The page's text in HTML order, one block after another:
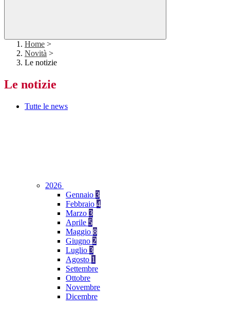
Home >
Novità >
Le notizie
Le notizie
Tutte le news
2026
Gennaio 3
Febbraio 4
Marzo 3
Aprile 5
Maggio 8
Giugno 2
Luglio 3
Agosto 1
Settembre
Ottobre
Novembre
Dicembre